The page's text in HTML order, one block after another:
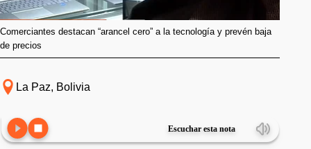
Comerciantes destacan “arancel cero” a la tecnología y prevén baja
de precios
La Paz, Bolivia
Escuchar esta nota